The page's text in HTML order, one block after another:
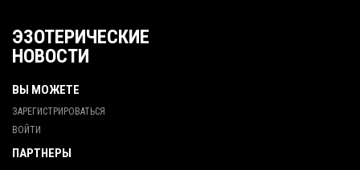
ЭЗОТЕРИЧЕСКИЕ
НОВОСТИ
ВЫ МОЖЕТЕ
ЗАРЕГИСТРИРОВАТЬСЯ
ВОЙТИ
ПАРТНЕРЫ